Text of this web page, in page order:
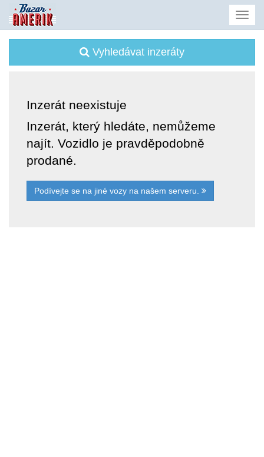
Vyhledávat inzeráty
Inzerát neexistuje
Inzerát, který hledáte, nemůžeme
najít. Vozidlo je pravděpodobně
prodané.
Podívejte se na jiné vozy na našem serveru.